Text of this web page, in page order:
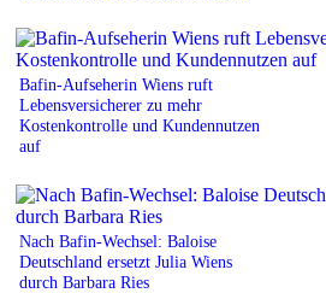
Bafin-Aufseherin Wiens ruft
Lebensversicherer zu mehr
Kostenkontrolle und Kundennutzen
auf
Nach Bafin-Wechsel: Baloise
Deutschland ersetzt Julia Wiens
durch Barbara Ries